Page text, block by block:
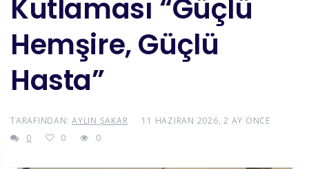
Kutlaması “Güçlü
Hemşire, Güçlü
Hasta”
TARAFINDAN: AYLIN ŞAKAR
11 HAZIRAN 2026, 2 AY ÖNCE
0
0 0